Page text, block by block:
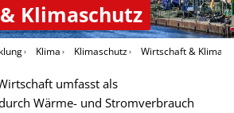
Klimaschutz
Klima Klimaschutz Wirtschaft &
umfasst als
Wärme- und Stromverbrauch